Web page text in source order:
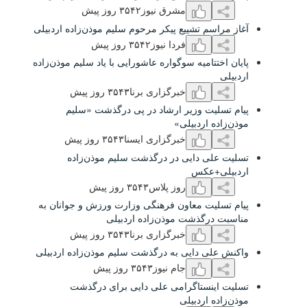
٣۵۴۲ روز پیش
تشییع پیکر مرحوم سلیم موذن‌زاده اردبیلی
٣۵۴۲ روز پیش
سوگواره عاشورایی با یاد سلیم موذن‌زاده
خبرگزاری برنا٣۵۴٣ روز پیش
وزیر ارشاد در پی درگذشت «سلیم
خبرگزاری ایسنا ٣۵۴٣ روز پیش
دایی در درگذشت سلیم موذن‌زاده
٣۵۴٣ روز پیش
معاون فرهنگی وزارت ورزش و جوانان به
موذن‌زاده اردبیلی
خبرگزاری برنا٣۵۴٣ روز پیش
دایی به درگذشت سلیم موذن‌زاده اردبیلی
٣۵۴٣ روز پیش
علی دایی برای درگذشت